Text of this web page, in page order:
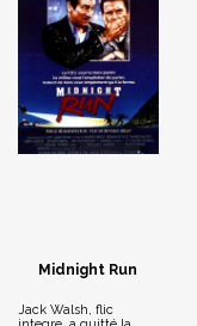
Midnight Run
Jack Walsh, flic